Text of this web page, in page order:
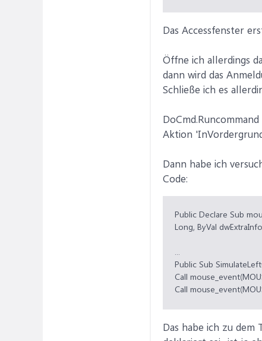
Das Accessfenster
Öffne ich allerdings
dann wird das
Schließe ich es
Aktion
Dann habe ich
Code:
Public Declare Sub
Long, ByVal
...
Public Sub
Call
Call
Das habe ich zu dem